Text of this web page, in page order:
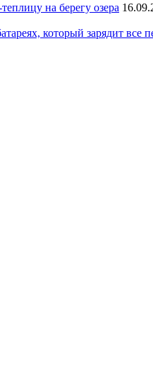
на берегу озера
который зарядит все